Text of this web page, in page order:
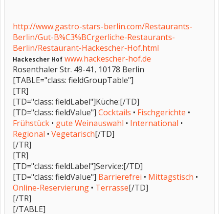
http://www.gastro-stars-berlin.com/Restaurants-
Berlin/Gut-B%C3%BCrgerliche-Restaurants-
Berlin/Restaurant-Hackescher-Hof.html
Hackescher Hof www.hackescher-hof.de
Rosenthaler Str. 49-41, 10178 Berlin
[TABLE="class: fieldGroupTable"]
[TR]
[TD="class: fieldLabel"]Küche:[/TD]
[TD="class: fieldValue"] Cocktails • Fischgerichte •
Frühstück • gute Weinauswahl • International •
Regional • Vegetarisch[/TD]
[/TR]
[TR]
[TD="class: fieldLabel"]Service:[/TD]
[TD="class: fieldValue"] Barrierefrei • Mittagstisch •
Online-Reservierung • Terrasse[/TD]
[/TR]
[/TABLE]